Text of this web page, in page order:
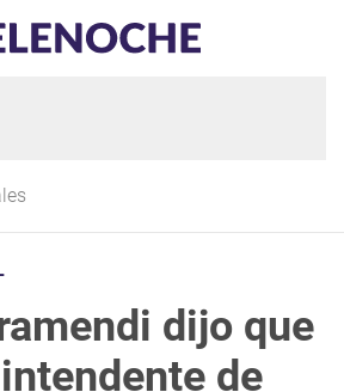
dijo que
de